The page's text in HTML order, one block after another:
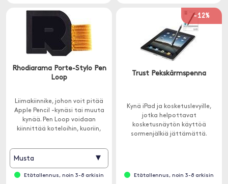
Rhodiarama Porte-Stylo Pen
Loop
Liimakiinnike, johon voit pitää
Apple Pencil -kynäsi tai muuta
kynää. Pen Loop voidaan
kiinnittää koteloihin, kuoriin,
Musta ▾
Etätallennus, noin 3-8 arkisin
-12%
Trust Pekskärmspenna
Kynä iPad ja kosketuslevyille,
jotka helpottavat
kosketusnäytön käyttöä
sormenjälkiä jättämättä.
Etätallennus, noin 3-8 arkisin